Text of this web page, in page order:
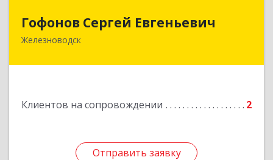
Гофонов Сергей Евгеньевич
Железноводск
Клиентов на сопровождении 2
Отправить заявку
Гофонов Сергей Евгеньевич
Отправить заявку